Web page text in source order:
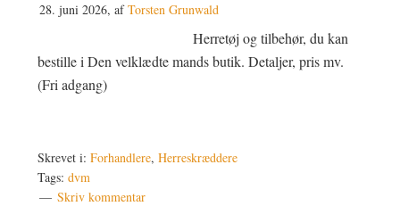
28. juni 2026, afTorsten Grunwald
Herretøj og tilbehør, du kan
bestille i Den velklædte mands butik. Detaljer, pris mv.
(Fri adgang)
Skrevet i:Forhandlere,Herreskræddere
Tags:dvm
Skriv kommentar